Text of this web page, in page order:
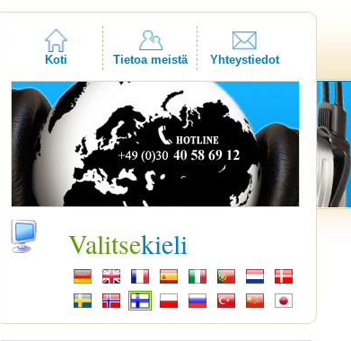
Koti Tietoa meistä Yhteystiedot
Valitsekieli